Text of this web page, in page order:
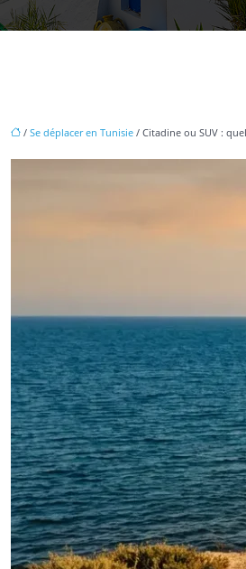
/ Se déplacer en Tunisie / Citadine ou SUV :